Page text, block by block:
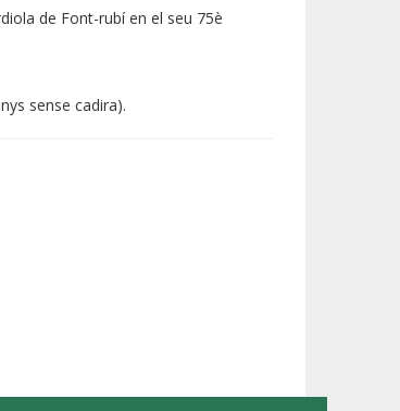
de Font-rubí en el seu 75è
sense cadira).